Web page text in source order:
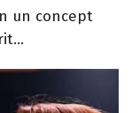
un concept